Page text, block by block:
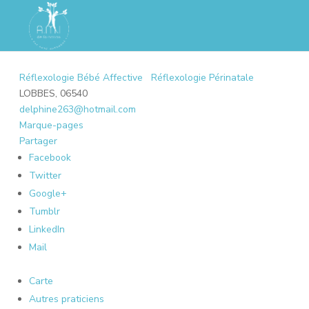
Réflexologie Bébé Affective
Réflexologie Périnatale
LOBBES, 06540
delphine263@hotmail.com
Marque-pages
Partager
Facebook
Twitter
Google+
Tumblr
LinkedIn
Mail
Carte
Autres praticiens